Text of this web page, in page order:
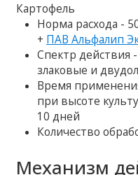
Картофель
Норма расхода -
+ ПАВ Альфалип
Спектр действия
злаковые и
Время
при высоте
10 дней
Количество
Механизм